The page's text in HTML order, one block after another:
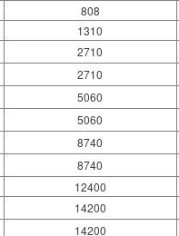
808
1310
2710
2710
5060
5060
8740
8740
12400
14200
14200